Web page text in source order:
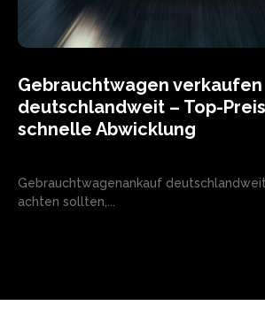
Gebrauchtwagen verkaufen
deutschlandweit – Top-
schnelle Abwicklung
Gebrauchtwagenankauf
achten sollten,...